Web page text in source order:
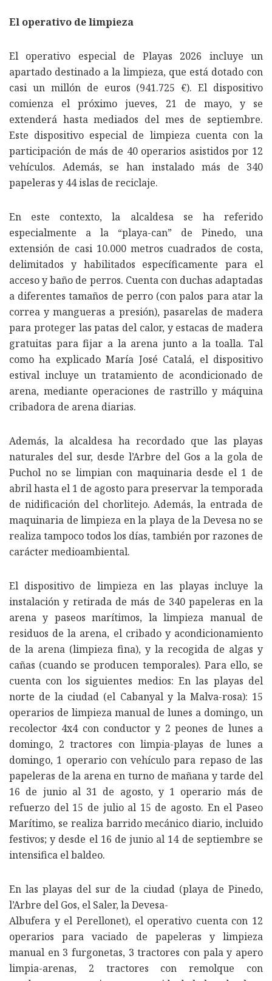
El operativo de limpieza
El operativo especial de Playas 2026 incluye un
apartado destinado a la limpieza, que está dotado con
casi un millón de euros (941.725 €). El dispositivo
comienza el próximo jueves, 21 de mayo, y se
extenderá hasta mediados del mes de septiembre.
Este dispositivo especial de limpieza cuenta con la
participación de más de 40 operarios asistidos por 12
vehículos. Además, se han instalado más de 340
papeleras y 44 islas de reciclaje.
En este contexto, la alcaldesa se ha referido
especialmente a la “playa-can” de Pinedo, una
extensión de casi 10.000 metros cuadrados de costa,
delimitados y habilitados específicamente para el
acceso y baño de perros. Cuenta con duchas adaptadas
a diferentes tamaños de perro (con palos para atar la
correa y mangueras a presión), pasarelas de madera
para proteger las patas del calor, y estacas de madera
gratuitas para fijar a la arena junto a la toalla. Tal
como ha explicado María José Catalá, el dispositivo
estival incluye un tratamiento de acondicionado de
arena, mediante operaciones de rastrillo y máquina
cribadora de arena diarias.
Además, la alcaldesa ha recordado que las playas
naturales del sur, desde l’Arbre del Gos a la gola de
Puchol no se limpian con maquinaria desde el 1 de
abril hasta el 1 de agosto para preservar la temporada
de nidificación del chorlitejo. Además, la entrada de
maquinaria de limpieza en la playa de la Devesa no se
realiza tampoco todos los días, también por razones de
carácter medioambiental.
El dispositivo de limpieza en las playas incluye la
instalación y retirada de más de 340 papeleras en la
arena y paseos marítimos, la limpieza manual de
residuos de la arena, el cribado y acondicionamiento
de la arena (limpieza fina), y la recogida de algas y
cañas (cuando se producen temporales). Para ello, se
cuenta con los siguientes medios: En las playas del
norte de la ciudad (el Cabanyal y la Malva-rosa): 15
operarios de limpieza manual de lunes a domingo, un
recolector 4x4 con conductor y 2 peones de lunes a
domingo, 2 tractores con limpia-playas de lunes a
domingo, 1 operario con vehículo para repaso de las
papeleras de la arena en turno de mañana y tarde del
16 de junio al 31 de agosto, y 1 operario más de
refuerzo del 15 de julio al 15 de agosto. En el Paseo
Marítimo, se realiza barrido mecánico diario, incluido
festivos; y desde el 16 de junio al 14 de septiembre se
intensifica el baldeo.
En las playas del sur de la ciudad (playa de Pinedo,
l’Arbre del Gos, el Saler, la Devesa-
Albufera y el Perellonet), el operativo cuenta con 12
operarios para vaciado de papeleras y limpieza
manual en 3 furgonetas, 3 tractores con pala y apero
limpia-arenas, 2 tractores con remolque con